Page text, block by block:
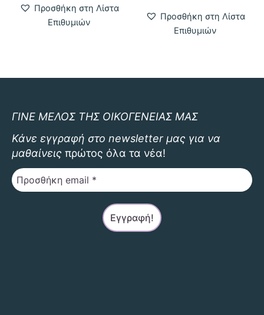
έχει
επιλεγούν
σελίδα
του
προϊόντος
Προσθήκη στη Λίστα
Επιθυμιών
Προσθήκη στη Λίστα
Επιθυμιών
ΓΙΝΕ ΜΕΛΟΣ ΤΗΣ ΟΙΚΟΓΕΝΕΙΑΣ ΜΑΣ
Κάνε εγγραφή στο newsletter μας για να
μαθαίνεις πρώτος όλα τα νέα!